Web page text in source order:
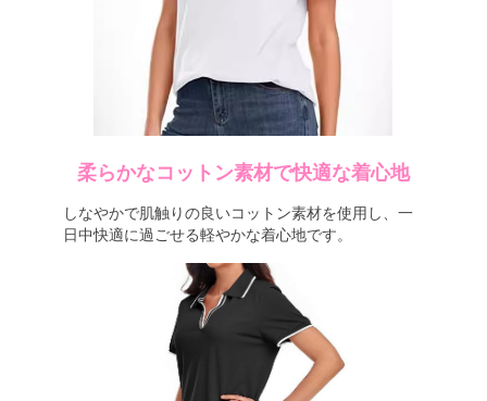
柔らかなコットン素材で快適な着心地
しなやかで肌触りの良いコットン素材を使用し、一
日中快適に過ごせる軽やかな着心地です。